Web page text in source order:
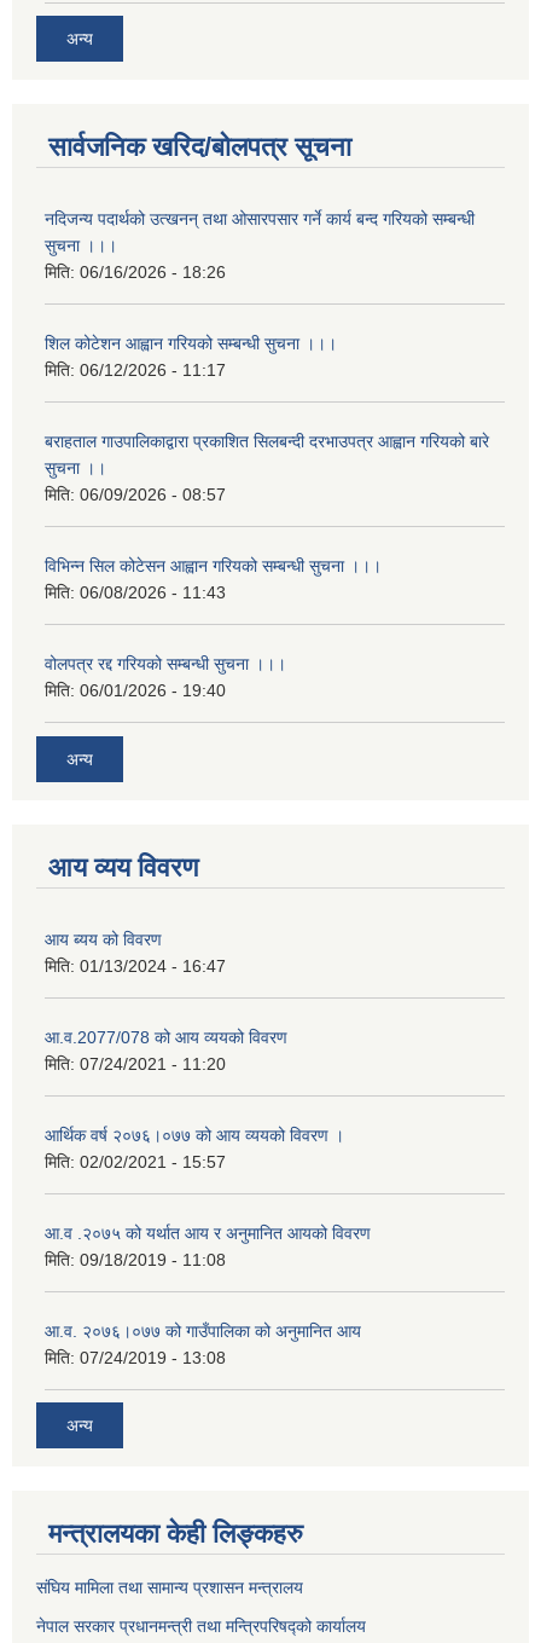
अन्य
सार्वजनिक खरिद/बोलपत्र सूचना
नदिजन्य पदार्थको उत्खनन् तथा ओसारपसार गर्ने कार्य बन्द गरियको सम्बन्धी
सुचना ।।।
मिति: 06/16/2026 - 18:26
शिल कोटेशन आह्वान गरियको सम्बन्धी सुचना ।।।
मिति: 06/12/2026 - 11:17
बराहताल गाउपालिकाद्वारा प्रकाशित सिलबन्दी दरभाउपत्र आह्वान गरियको बारे
सुचना ।।
मिति: 06/09/2026 - 08:57
विभिन्न सिल कोटेसन आह्वान गरियको सम्बन्धी सुचना ।।।
मिति: 06/08/2026 - 11:43
वोलपत्र रद्द गरियको सम्बन्धी सुचना ।।।
मिति: 06/01/2026 - 19:40
अन्य
आय व्यय विवरण
आय ब्यय को विवरण
मिति: 01/13/2024 - 16:47
आ.व.2077/078 को आय व्ययको विवरण
मिति: 07/24/2021 - 11:20
आर्थिक वर्ष २०७६।०७७ को आय व्ययको विवरण ।
मिति: 02/02/2021 - 15:57
आ.व .२०७५ को यर्थात आय र अनुमानित आयको विवरण
मिति: 09/18/2019 - 11:08
आ.व. २०७६।०७७ को गाउँपालिका को अनुमानित आय
मिति: 07/24/2019 - 13:08
अन्य
मन्त्रालयका केही लिङ्कहरु
संघिय मामिला तथा सामान्य प्रशासन मन्त्रालय
नेपाल सरकार प्रधानमन्त्री तथा मन्त्रिपरिषद्को कार्यालय